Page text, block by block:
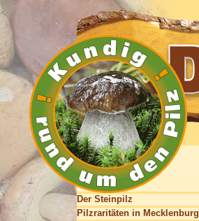
Der Steinpilz
Pilzraritäten in Mecklenburg